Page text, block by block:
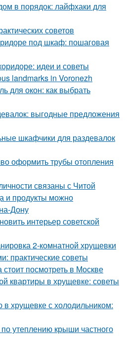
в порядок: лайфхаки для
советов
под шкаф: пошаговая
идеи и советы
landmarks in Voronezh
для окон: как выбрать
выгодные предложения
шкафчики для раздевалок
оформить трубы отопления
связаны с Читой
и продукты можно
Дону
интерьер советской
2-комнатной хрущевки
практические советы
посмотреть в Москве
квартиры в хрущевке: советы
в хрущевке с холодильником:
утеплению крыши частного